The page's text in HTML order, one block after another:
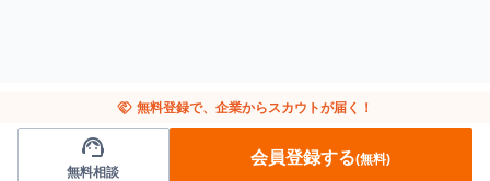
handshake 無料登録で、企業からスカウトが届く！
support_agent
無料相談
会員登録する(無料)